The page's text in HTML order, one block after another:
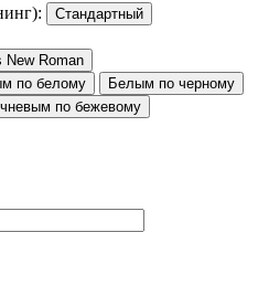
Стандартный
New Roman
по белому
Белым по черному
по бежевому